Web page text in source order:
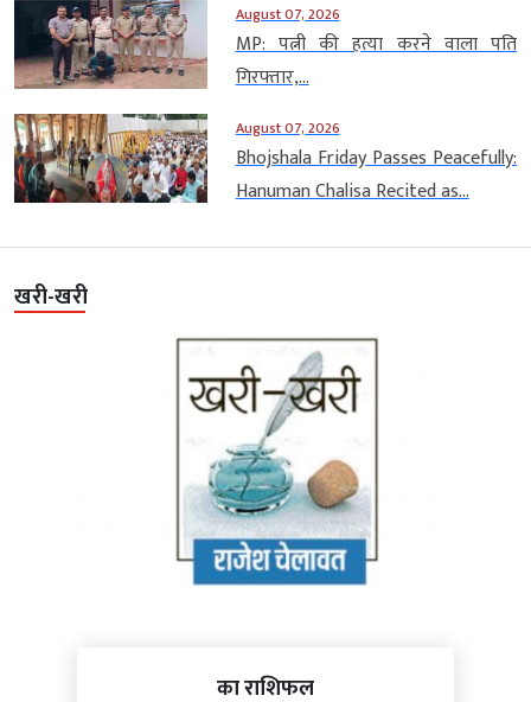
August 07, 2026
MP: पत्नी की हत्या करने वाला पति
गिरफ्तार,...
August 07, 2026
Bhojshala Friday Passes Peacefully:
Hanuman Chalisa Recited as...
खरी-खरी
का राशिफल